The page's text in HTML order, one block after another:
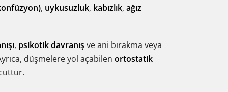
, uykusuzluk, kabızlık, ağız
, psikotik davranış ve ani bırakma veya
düşmelere yol açabilen ortostatik